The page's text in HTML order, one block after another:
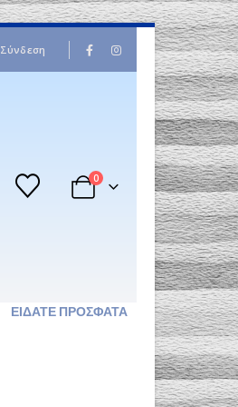
Σύνδεση |
0
ΕΊΔΑΤΕ ΠΡΌΣΦΑΤΑ